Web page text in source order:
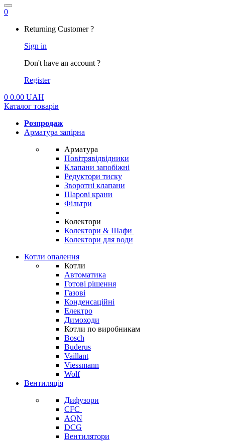
0
Returning Customer ?
Sign in
Don't have an account ?
Register
0 0.00 UAH
Каталог товарів
Розпродаж
Арматура запірна
Арматура
Повітрявідвідники
Клапани запобіжні
Редуктори тиску
Зворотні клапани
Шарові крани
Фільтри
Колектори
Колектори & Шафи
Колектори для води
Котли опалення
Котли
Автоматика
Готові рішення
Газові
Конденсаційні
Електро
Димоходи
Котли по виробникам
Bosch
Buderus
Vaillant
Viessmann
Wolf
Вентиляція
Дифузори
CFC
AQN
DCG
Вентилятори